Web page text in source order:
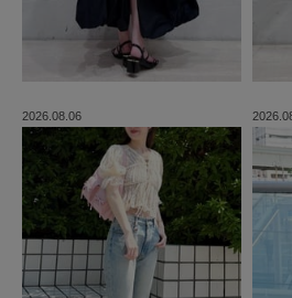
2026.08.06